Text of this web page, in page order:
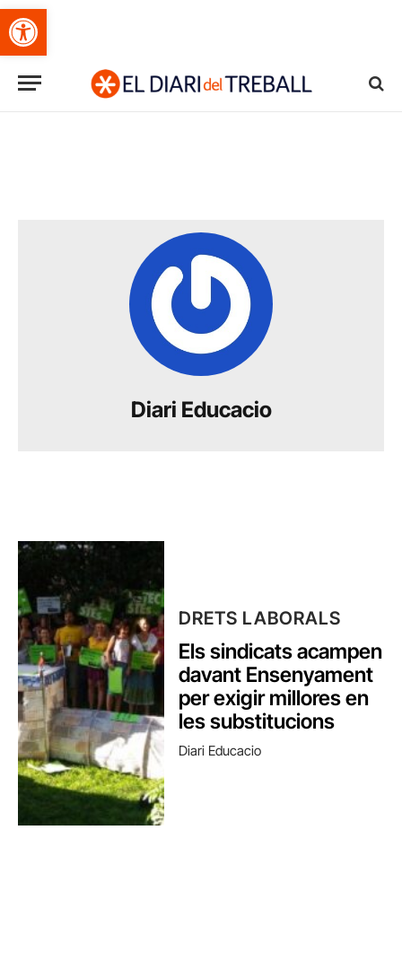
Obre la barra d'eines
Diari Educacio
DRETS LABORALS
Els sindicats acampen
davant Ensenyament
per exigir millores en
les substitucions
Diari Educacio